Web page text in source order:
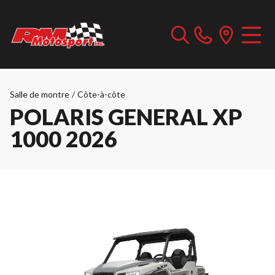
Salle de montre / Côte-à-côte
POLARIS GENERAL XP
1000 2026